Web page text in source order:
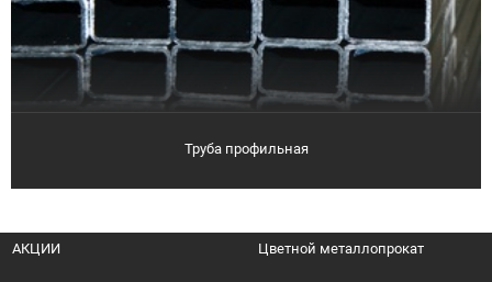
Труба профильная
АКЦИИ Цветной металлопрокат